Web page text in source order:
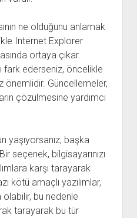
ne olduğunu anlamak
Internet Explorer
ortaya çıkar.
fark ederseniz, öncelikle
önemlidir. Güncellemeler,
çözülmesine yardımcı
yaşıyorsanız, başka
seçenek, bilgisayarınızı
karşı tarayarak
kötü amaçlı yazılımlar,
olabilir, bu nedenle
tarayarak bu tür